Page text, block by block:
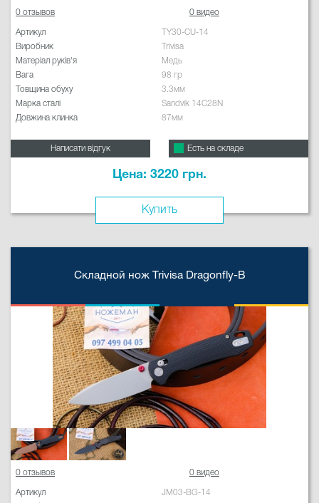
0 отзывов 0 видео
Артикул
TY30-CU-14
Виробник
Trivisa
Матеріал руків'я
Медь
Вага
98 гр
Товщина обуху
3.3мм
Марка сталі
Sandvik 14C28N
Довжина клинка
87мм
Написати відгук Есть на складе
Цена: 3220 грн.
Купить
Складной нож Trivisa Dragonfly-B
0 отзывов 0 видео
Артикул
JM03-BG-14